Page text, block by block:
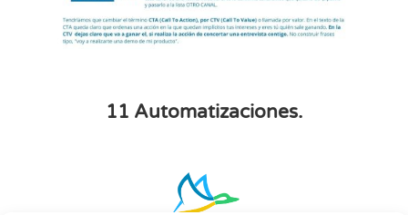
11 Automatizaciones.